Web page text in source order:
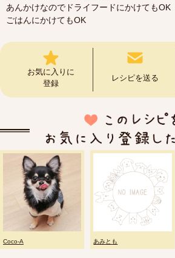
あんかけなのでドライフードにかけてもOK
ごはんにかけてもOK
お気に入りに
登録
レシピを送る
Coco-A あみとも